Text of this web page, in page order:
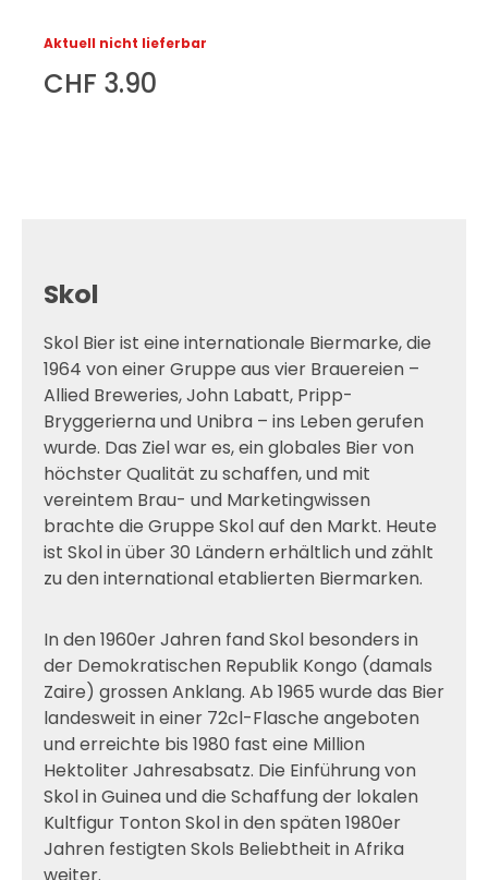
Aktuell nicht lieferbar
CHF 3.90
Skol
Skol Bier ist eine internationale Biermarke, die
1964 von einer Gruppe aus vier Brauereien –
Allied Breweries, John Labatt, Pripp-
Bryggerierna und Unibra – ins Leben gerufen
wurde. Das Ziel war es, ein globales Bier von
höchster Qualität zu schaffen, und mit
vereintem Brau- und Marketingwissen
brachte die Gruppe Skol auf den Markt. Heute
ist Skol in über 30 Ländern erhältlich und zählt
zu den international etablierten Biermarken.
In den 1960er Jahren fand Skol besonders in
der Demokratischen Republik Kongo (damals
Zaire) grossen Anklang. Ab 1965 wurde das Bier
landesweit in einer 72cl-Flasche angeboten
und erreichte bis 1980 fast eine Million
Hektoliter Jahresabsatz. Die Einführung von
Skol in Guinea und die Schaffung der lokalen
Kultfigur Tonton Skol in den späten 1980er
Jahren festigten Skols Beliebtheit in Afrika